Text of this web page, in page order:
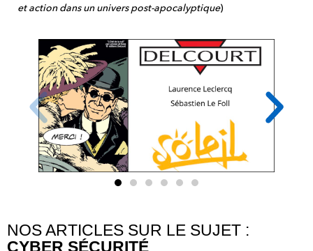
et action dans un univers post-apocalyptique)
NOS ARTICLES SUR LE SUJET :
CYBER SÉCURITÉ